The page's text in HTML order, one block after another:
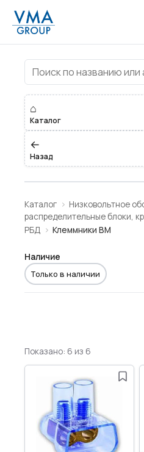
Клеммники BM
⌂
Каталог
←
Назад
Каталог Низковольтное
распределительные блоки,
РБД
Клеммники BM
Наличие
Только в наличии
Показано: 6 из 6